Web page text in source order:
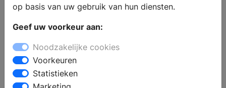
op basis van uw gebruik van hun diensten.
Geef uw voorkeur aan:
Noodzakelijke cookies
Voorkeuren
Statistieken